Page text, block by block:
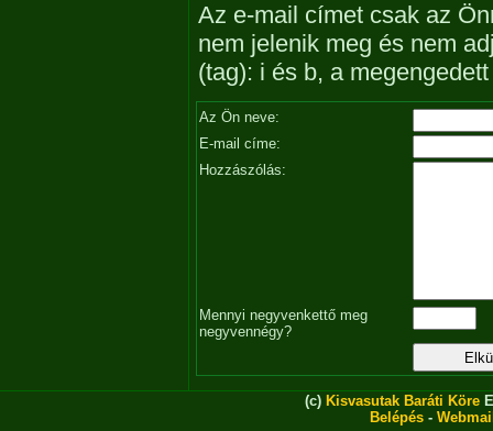
Az e-mail címet csak az
nem jelenik meg és nem
(tag): i és b, a
Az Ön neve:
E-mail címe:
Hozzászólás:
Mennyi negyvenkettő meg
negyvennégy?
(c) Kisvasutak Baráti Köre
Belépés -